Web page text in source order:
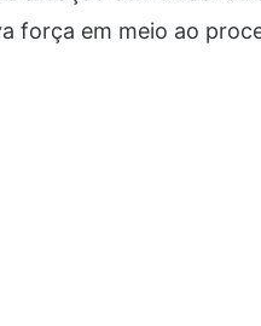
força em meio ao